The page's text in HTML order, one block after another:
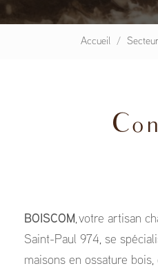
Accueil Secteur
BOISCOM, votre artisan
Saint-Paul 974, se
maisons en ossature